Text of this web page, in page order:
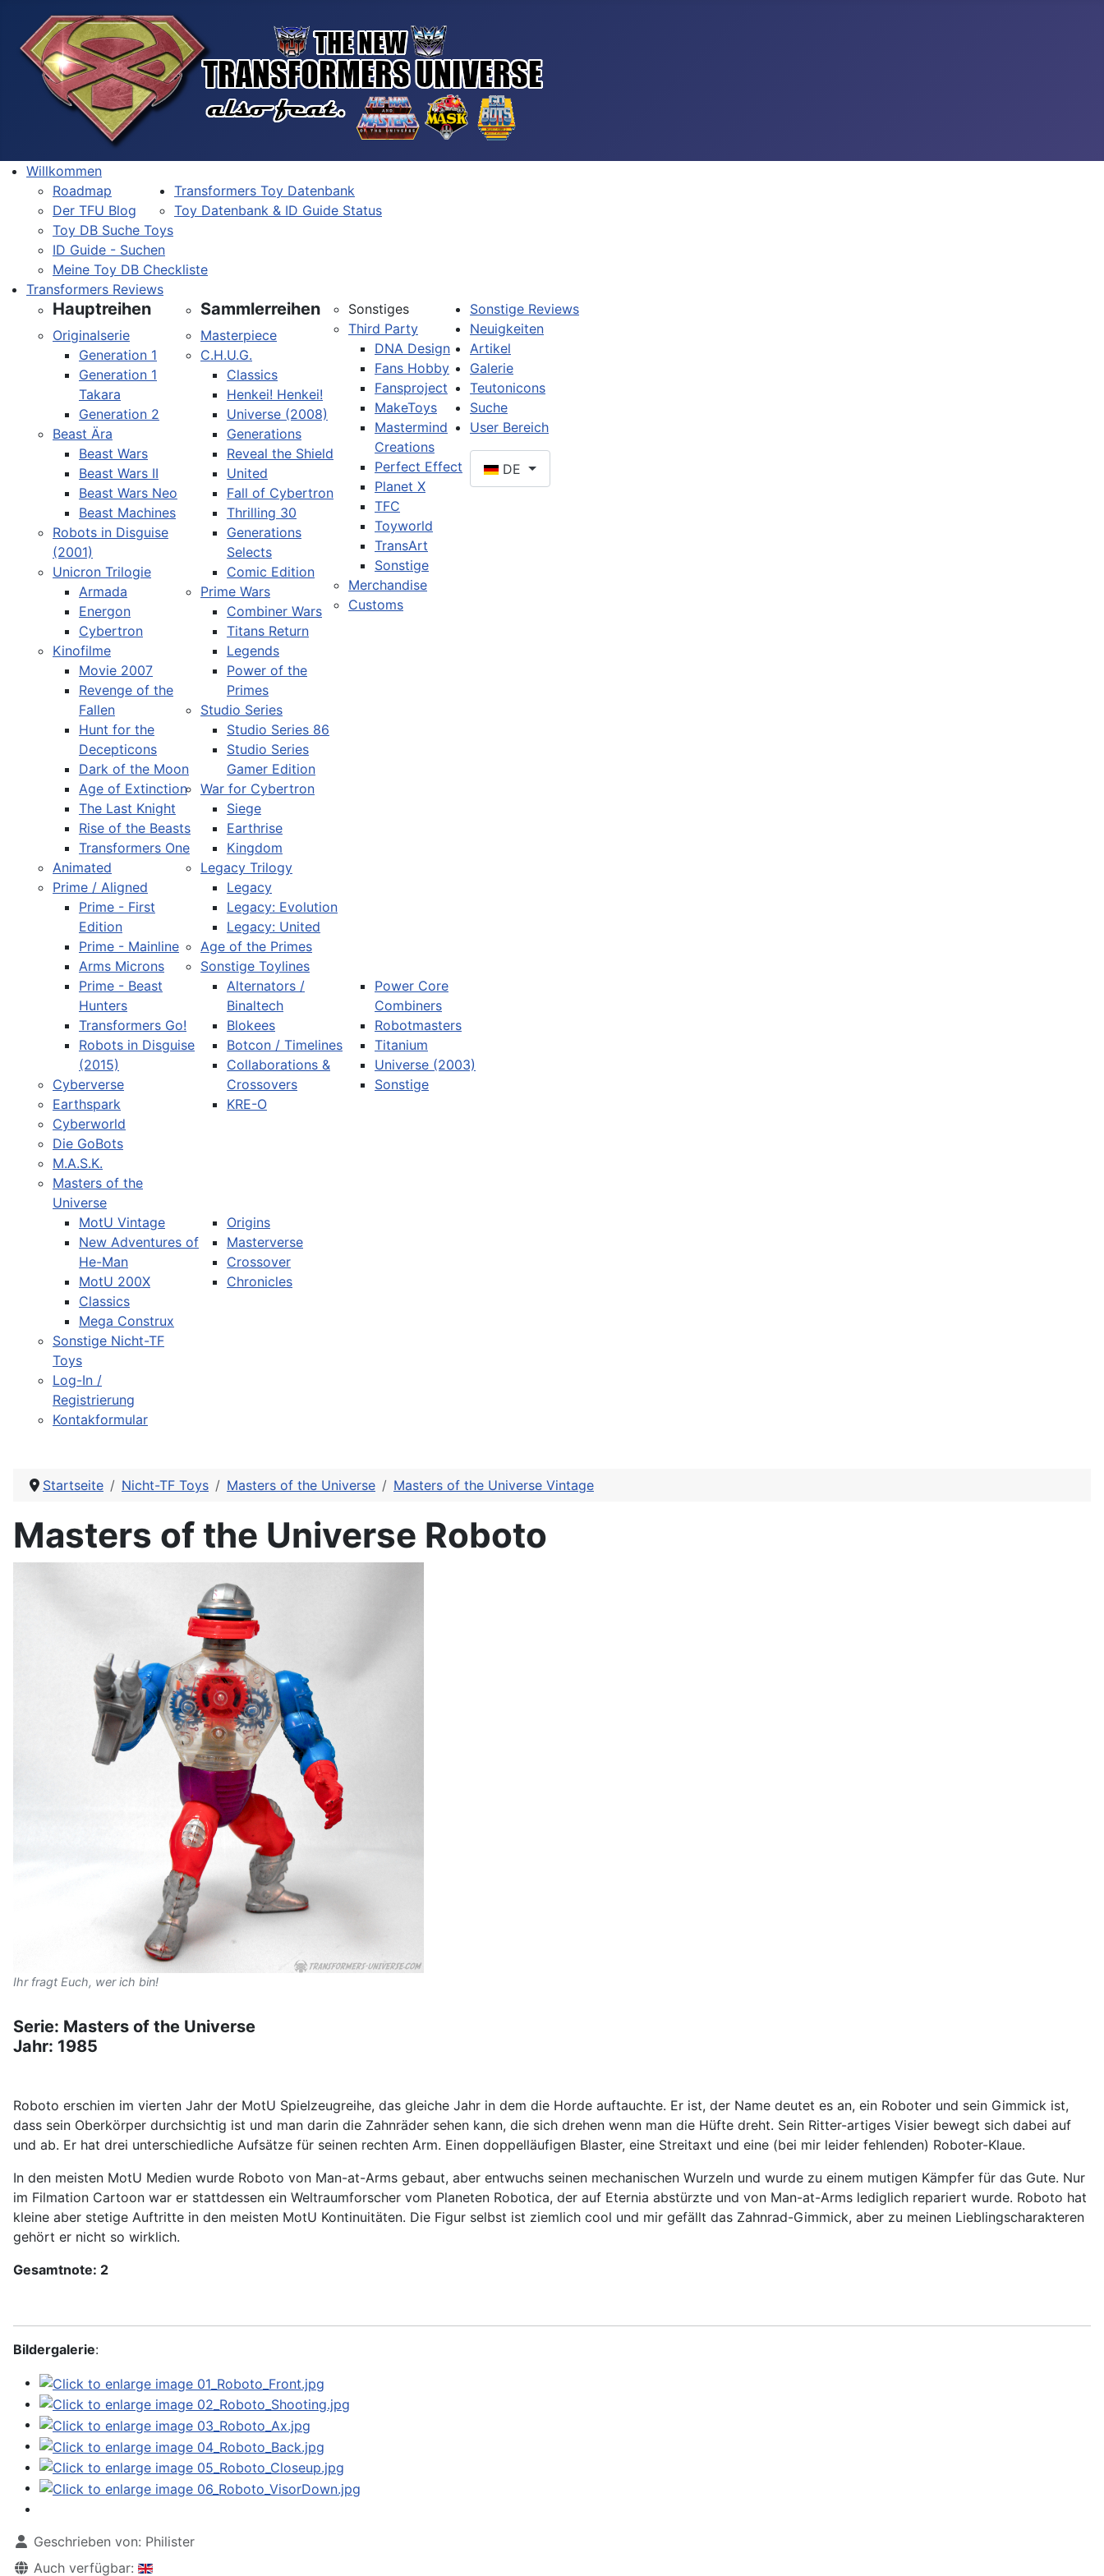
Willkommen
Roadmap
Der TFU Blog
Transformers Toy Datenbank
Toy Datenbank & ID Guide Status
Toy DB Suche Toys
ID Guide - Suchen
Meine Toy DB Checkliste
Transformers Reviews
Hauptreihen
Originalserie
Generation 1
Generation 1
Takara
Generation 2
Beast Ära
Beast Wars
Beast Wars II
Beast Wars Neo
Beast Machines
Robots in Disguise
(2001)
Unicron Trilogie
Armada
Energon
Cybertron
Kinofilme
Movie 2007
Revenge of the
Fallen
Hunt for the
Decepticons
Dark of the Moon
Age of Extinction
The Last Knight
Rise of the Beasts
Transformers One
Animated
Prime / Aligned
Prime - First
Edition
Prime - Mainline
Arms Microns
Prime - Beast
Hunters
Transformers Go!
Robots in Disguise
(2015)
Cyberverse
Earthspark
Cyberworld
Sammlerreihen
Masterpiece
C.H.U.G.
Classics
Henkei! Henkei!
Universe (2008)
Generations
Reveal the Shield
United
Fall of Cybertron
Thrilling 30
Generations
Selects
Comic Edition
Prime Wars
Combiner Wars
Titans Return
Legends
Power of the
Primes
Studio Series
Studio Series 86
Studio Series
Gamer Edition
War for Cybertron
Siege
Earthrise
Kingdom
Legacy Trilogy
Legacy
Legacy: Evolution
Legacy: United
Age of the Primes
Sonstige Toylines
Alternators /
Binaltech
Blokees
Botcon / Timelines
Collaborations &
Crossovers
KRE-O
Power Core
Combiners
Robotmasters
Titanium
Universe (2003)
Sonstige
Sonstiges
Third Party
DNA Design
Fans Hobby
Fansproject
MakeToys
Mastermind
Creations
Perfect Effect
Planet X
TFC
Toyworld
TransArt
Sonstige
Merchandise
Customs
Sonstige Reviews
Die GoBots
M.A.S.K.
Masters of the
Universe
MotU Vintage
New Adventures of
He-Man
MotU 200X
Classics
Mega Construx
Origins
Masterverse
Crossover
Chronicles
Sonstige Nicht-TF
Toys
Neuigkeiten
Artikel
Galerie
Teutonicons
Suche
User Bereich
Log-In /
Registrierung
Kontakformular
Sprache auswählen
DE
Startseite Nicht-TF Toys Masters of the Universe Masters of the Universe Vintage
Masters of the Universe Roboto
Ihr fragt Euch, wer ich bin!
Serie: Masters of the Universe
Jahr: 1985
Roboto erschien im vierten Jahr der MotU Spielzeugreihe, das gleiche Jahr in dem die Horde auftauchte. Er ist, der Name deutet es an, ein Roboter und sein Gimmick ist,
dass sein Oberkörper durchsichtig ist und man darin die Zahnräder sehen kann, die sich drehen wenn man die Hüfte dreht. Sein Ritter-artiges Visier bewegt sich dabei auf
und ab. Er hat drei unterschiedliche Aufsätze für seinen rechten Arm. Einen doppelläufigen Blaster, eine Streitaxt und eine (bei mir leider fehlenden) Roboter-Klaue.
In den meisten MotU Medien wurde Roboto von Man-at-Arms gebaut, aber entwuchs seinen mechanischen Wurzeln und wurde zu einem mutigen Kämpfer für das Gute. Nur
im Filmation Cartoon war er stattdessen ein Weltraumforscher vom Planeten Robotica, der auf Eternia abstürzte und von Man-at-Arms lediglich repariert wurde. Roboto hat
kleine aber stetige Auftritte in den meisten MotU Kontinuitäten. Die Figur selbst ist ziemlich cool und mir gefällt das Zahnrad-Gimmick, aber zu meinen Lieblingscharakteren
gehört er nicht so wirklich.
Gesamtnote: 2
Bildergalerie:
Geschrieben von: Philister
Auch verfügbar: